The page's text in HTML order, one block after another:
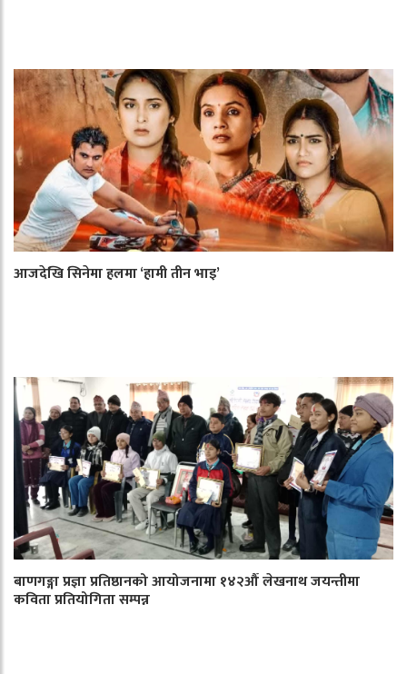
आजदेखि सिनेमा हलमा ‘हामी तीन भाइ’
बाणगङ्गा प्रज्ञा प्रतिष्ठानको आयोजनामा १४२औँ लेखनाथ जयन्तीमा
कविता प्रतियोगिता सम्पन्न